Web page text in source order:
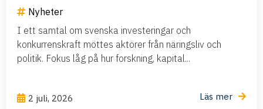
Nyheter
I ett samtal om svenska investeringar och
konkurrenskraft möttes aktörer från näringsliv och
politik. Fokus låg på hur forskning, kapital...
2 juli, 2026 Läs mer